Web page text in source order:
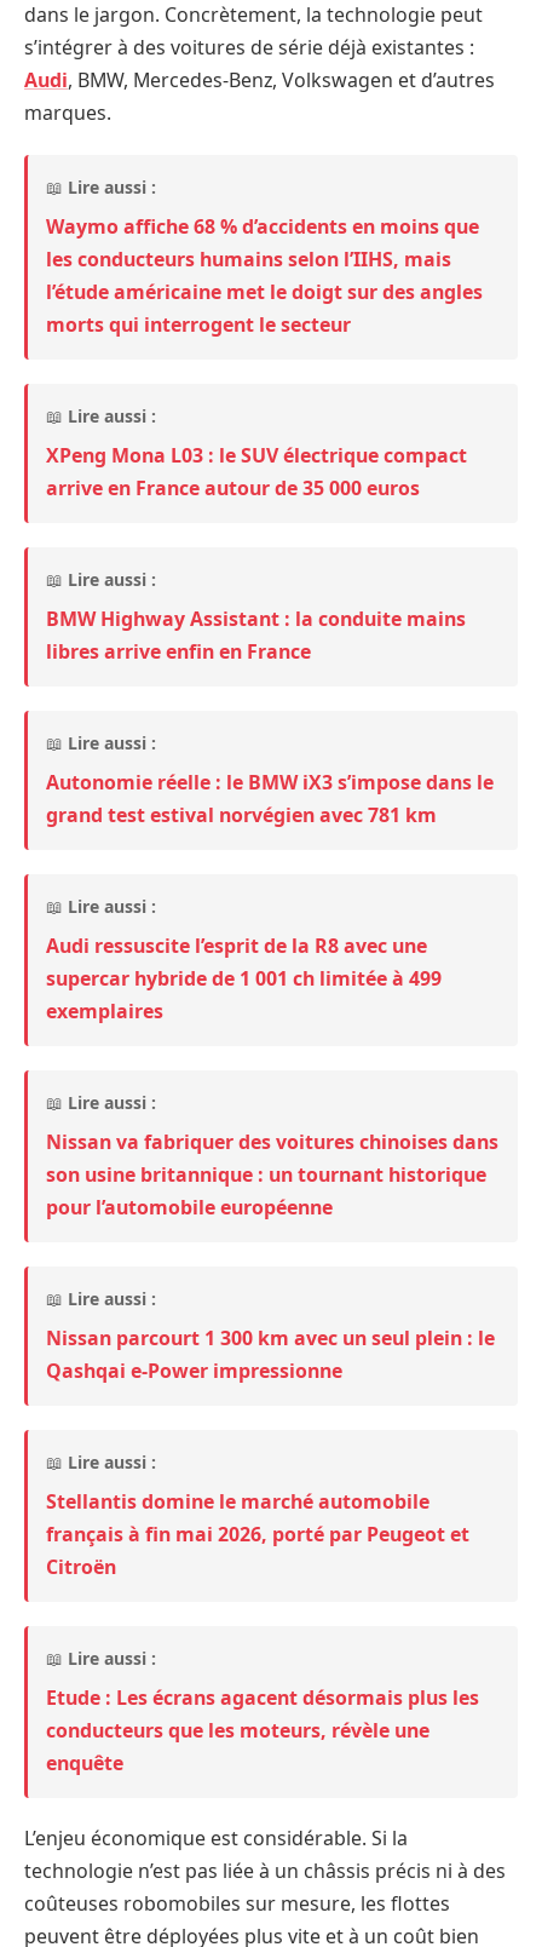
dans le jargon. Concrètement, la technologie peut
s’intégrer à des voitures de série déjà existantes :
Audi, BMW, Mercedes-Benz, Volkswagen et d’autres
marques.
📖 Lire aussi :
Waymo affiche 68 % d’accidents en moins que
les conducteurs humains selon l’IIHS, mais
l’étude américaine met le doigt sur des angles
morts qui interrogent le secteur
📖 Lire aussi :
XPeng Mona L03 : le SUV électrique compact
arrive en France autour de 35 000 euros
📖 Lire aussi :
BMW Highway Assistant : la conduite mains
libres arrive enfin en France
📖 Lire aussi :
Autonomie réelle : le BMW iX3 s’impose dans le
grand test estival norvégien avec 781 km
📖 Lire aussi :
Audi ressuscite l’esprit de la R8 avec une
supercar hybride de 1 001 ch limitée à 499
exemplaires
📖 Lire aussi :
Nissan va fabriquer des voitures chinoises dans
son usine britannique : un tournant historique
pour l’automobile européenne
📖 Lire aussi :
Nissan parcourt 1 300 km avec un seul plein : le
Qashqai e-Power impressionne
📖 Lire aussi :
Stellantis domine le marché automobile
français à fin mai 2026, porté par Peugeot et
Citroën
📖 Lire aussi :
Etude : Les écrans agacent désormais plus les
conducteurs que les moteurs, révèle une
enquête
L’enjeu économique est considérable. Si la
technologie n’est pas liée à un châssis précis ni à des
coûteuses robomobiles sur mesure, les flottes
peuvent être déployées plus vite et à un coût bien